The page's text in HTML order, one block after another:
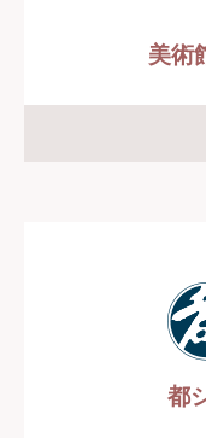
美術
都